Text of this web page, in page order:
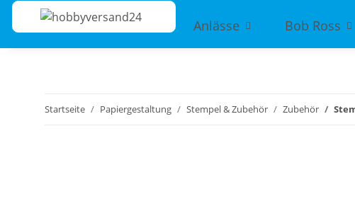
Anlässe Bob Ross
Startseite Papiergestaltung Stempel & Zubehör Zubehör